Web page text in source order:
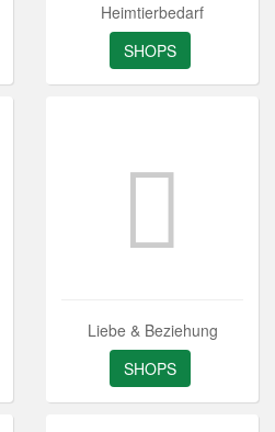
Heimtierbedarf
SHOPS
Liebe & Beziehung
SHOPS